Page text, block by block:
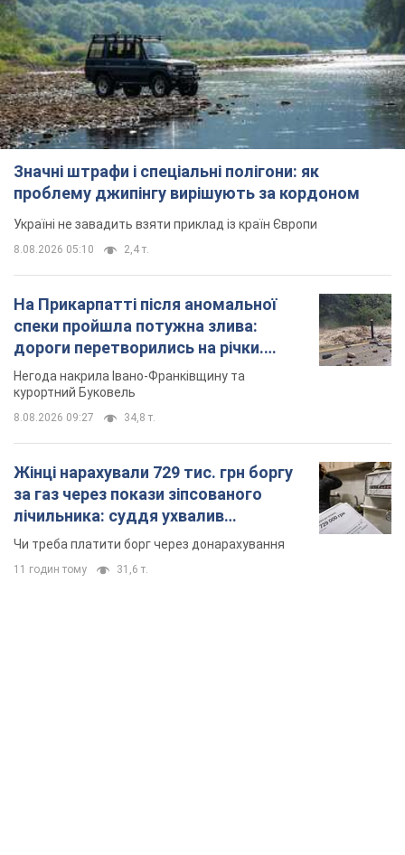
Значні штрафи і спеціальні полігони: як
проблему джипінгу вирішують за кордоном
Україні не завадить взяти приклад із країн Європи
8.08.2026 05:10 2,4 т.
На Прикарпатті після аномальної
спеки пройшла потужна злива:
дороги перетворились на річки.
Відео
Негода накрила Івано-Франківщину та
курортний Буковель
8.08.2026 09:27 34,8 т.
Жінці нарахували 729 тис. грн боргу
за газ через покази зіпсованого
лічильника: суддя ухвалив
неочікуване рішення
Чи треба платити борг через донарахування
11 годин тому 31,6 т.